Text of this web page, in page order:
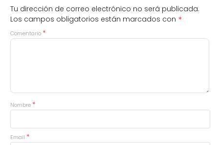
Tu dirección de correo electrónico no será publicada.
Los campos obligatorios están marcados con *
Comentario *
Nombre *
Email *